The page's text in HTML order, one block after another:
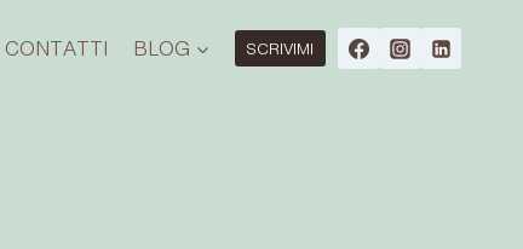
CONTATTI BLOG SCRIVIMI